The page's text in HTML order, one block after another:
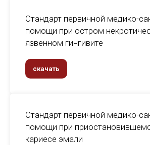
Стандарт первичной медико-
помощи при остром
язвенном гингивите
скачать
Стандарт первичной медико-
помощи при
кариесе эмали